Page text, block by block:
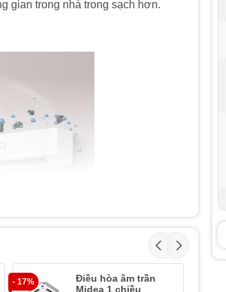
gian trong nhà trong sạch hơn.
- 17%
Điều hòa âm trần
Midea 1 chiều